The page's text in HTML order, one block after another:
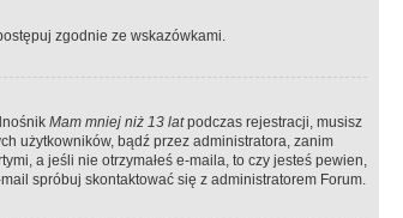
zgodnie ze wskazówkami.
Mam mniej niż 13 latpodczas rejestracji, musisz
użytkowników, bądź przez administratora, zanim
a jeśli nie otrzymałeś e-maila, to czy jesteś pewien,
spróbuj skontaktować się z administratorem Forum.